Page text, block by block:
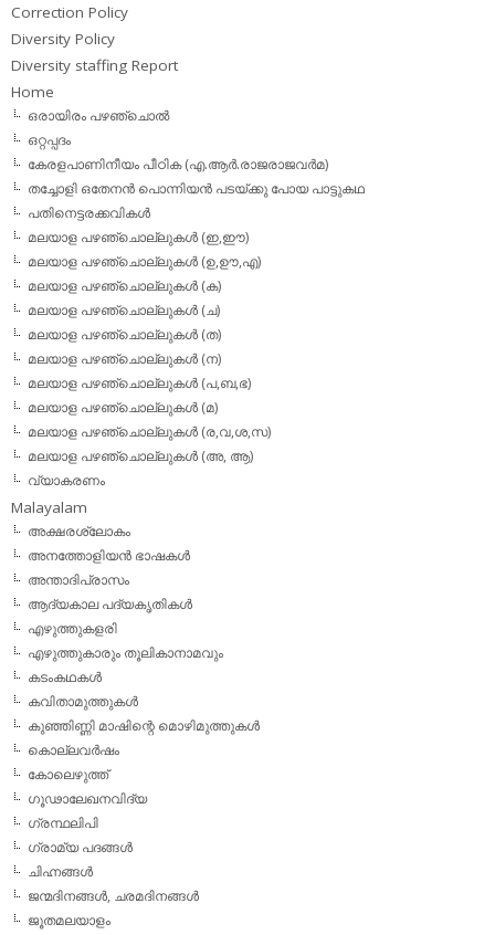
Correction Policy
Diversity Policy
Diversity staffing Report
Home
ഒരായിരം പഴഞ്ചൊല്‍
ഒറ്റപ്പദം
കേരളപാണിനീയം പീഠിക (എ.ആര്‍.രാജരാജവര്‍മ)
തച്ചോളി ഒതേനൻ പൊന്നിയൻ പടയ്‌ക്കു പോയ പാട്ടുകഥ
പതിനെട്ടരക്കവികള്‍
മലയാള പഴഞ്ചൊല്ലുകള്‍ (ഇ,ഈ)
മലയാള പഴഞ്ചൊല്ലുകള്‍ (ഉ,ഊ,എ)
മലയാള പഴഞ്ചൊല്ലുകള്‍ (ക)
മലയാള പഴഞ്ചൊല്ലുകള്‍ (ച)
മലയാള പഴഞ്ചൊല്ലുകള്‍ (ത)
മലയാള പഴഞ്ചൊല്ലുകള്‍ (ന)
മലയാള പഴഞ്ചൊല്ലുകള്‍ (പ,ബ,ഭ)
മലയാള പഴഞ്ചൊല്ലുകള്‍ (മ)
മലയാള പഴഞ്ചൊല്ലുകള്‍ (ര,വ,ശ,സ)
മലയാള പഴഞ്ചൊല്ലുകൾ (അ, ആ)
വ്യാകരണം
Malayalam
അക്ഷരശ്ലോകം
അനത്തോളിയന്‍ ഭാഷകള്‍
അന്താദിപ്രാസം
ആദ്യകാല പദ്യകൃതികള്‍
എഴുത്തുകളരി
എഴുത്തുകാരും തൂലികാനാമവും
കടംകഥകള്‍
കവിതാമുത്തുകള്‍
കുഞ്ഞിണ്ണി മാഷിന്റെ മൊഴിമുത്തുകള്‍
കൊല്ലവര്‍ഷം
കോലെഴുത്ത്
ഗൂഢാലേഖനവിദ്യ
ഗ്രന്ഥലിപി
ഗ്രാമ്യ പദങ്ങള്‍
ചിഹ്നങ്ങള്‍
ജന്മദിനങ്ങള്‍, ചരമദിനങ്ങള്‍
ജൂതമലയാളം